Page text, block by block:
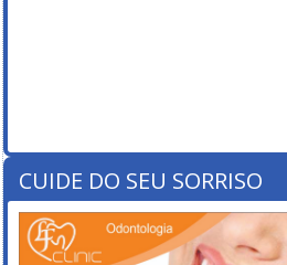
CUIDE DO SEU SORRISO